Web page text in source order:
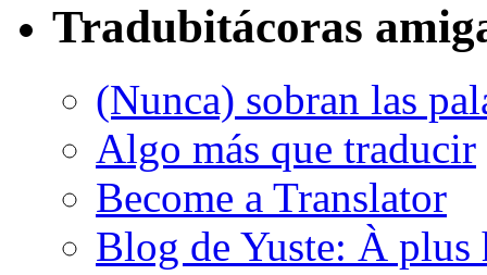
Tradubitácoras
(Nunca) sobran las
Algo más que traducir
Become a Translator
Blog de Yuste: À plus